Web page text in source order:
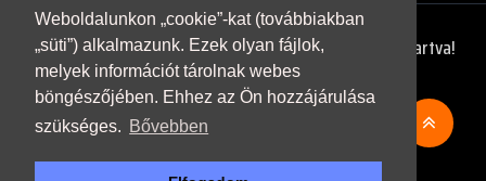
Weboldalunkon „cookie”-kat (továbbiakban
„süti”) alkalmazunk. Ezek olyan fájlok,
melyek információt tárolnak webes
böngészőjében. Ehhez az Ön hozzájárulása
szükséges. Bővebben
Copyright © 2021 - Renaultstore.hu - Minden Jog Fenntartva!